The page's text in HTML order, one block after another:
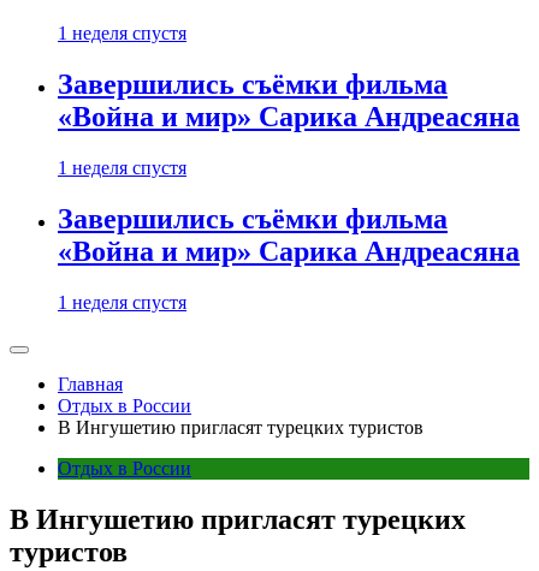
1 неделя спустя
Завершились съёмки фильма
«Война и мир» Сарика Андреасяна
1 неделя спустя
Завершились съёмки фильма
«Война и мир» Сарика Андреасяна
1 неделя спустя
Главная
Отдых в России
В Ингушетию пригласят турецких туристов
Отдых в России
В Ингушетию пригласят турецких
туристов